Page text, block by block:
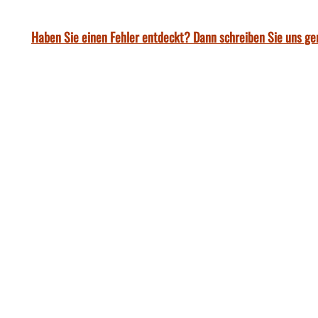
Haben Sie einen Fehler entdeckt? Dann schreiben Sie uns